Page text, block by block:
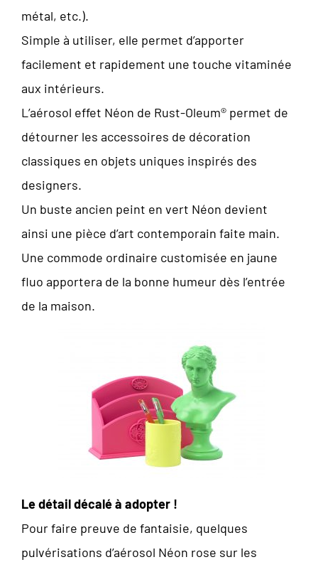
métal, etc.).
Simple à utiliser, elle permet d’apporter
facilement et rapidement une touche vitaminée
aux intérieurs.
L’aérosol effet Néon de Rust-Oleum® permet de
détourner les accessoires de décoration
classiques en objets uniques inspirés des
designers.
Un buste ancien peint en vert Néon devient
ainsi une pièce d’art contemporain faite main.
Une commode ordinaire customisée en jaune
fluo apportera de la bonne humeur dès l’entrée
de la maison.
Le détail décalé à adopter !
Pour faire preuve de fantaisie, quelques
pulvérisations d’aérosol Néon rose sur les